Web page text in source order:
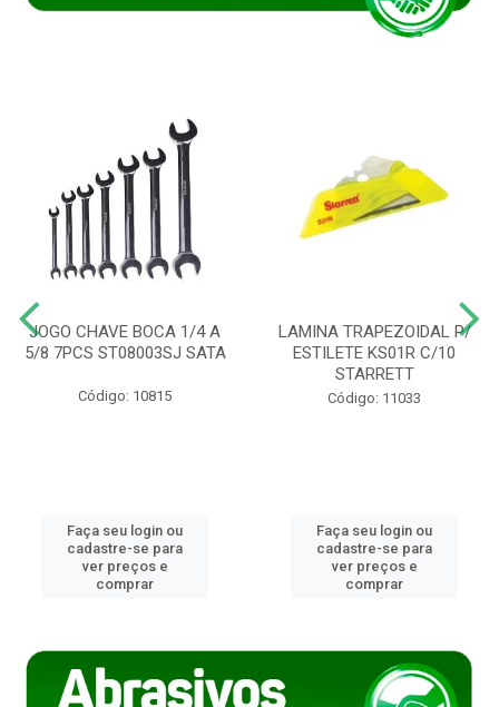
JOGO CHAVE BOCA 1/4 A
5/8 7PCS ST08003SJ SATA
Código: 10815
Faça seu login ou
cadastre-se para
ver preços e
comprar
LAMINA TRAPEZOIDAL P/
ESTILETE KS01R C/10
STARRETT
Código: 11033
Faça seu login ou
cadastre-se para
ver preços e
comprar